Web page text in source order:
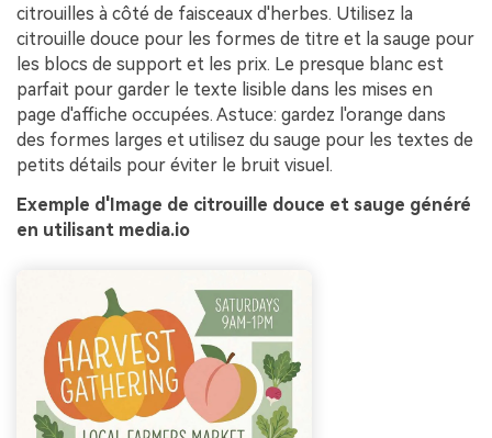
citrouilles à côté de faisceaux d'herbes. Utilisez la
citrouille douce pour les formes de titre et la sauge pour
les blocs de support et les prix. Le presque blanc est
parfait pour garder le texte lisible dans les mises en
page d'affiche occupées. Astuce: gardez l'orange dans
des formes larges et utilisez du sauge pour les textes de
petits détails pour éviter le bruit visuel.
Exemple d'Image de citrouille douce et sauge généré
en utilisant media.io